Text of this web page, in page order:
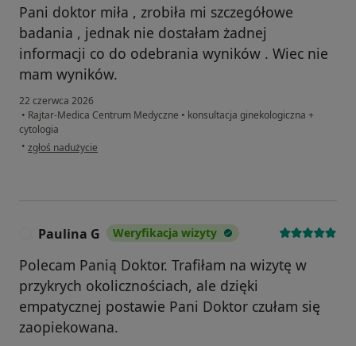
Pani doktor miła , zrobiła mi szczegółowe
badania , jednak nie dostałam żadnej
informacji co do odebrania wyników . Wiec nie
mam wyników.
22 czerwca 2026
• Rajtar-Medica Centrum Medyczne • konsultacja ginekologiczna +
cytologia
• w opinii użytkownika Bożena
zgłoś nadużycie
Paulina G Weryfikacja wizyty
Polecam Panią Doktor. Trafiłam na wizytę w
przykrych okolicznościach, ale dzięki
empatycznej postawie Pani Doktor czułam się
zaopiekowana.